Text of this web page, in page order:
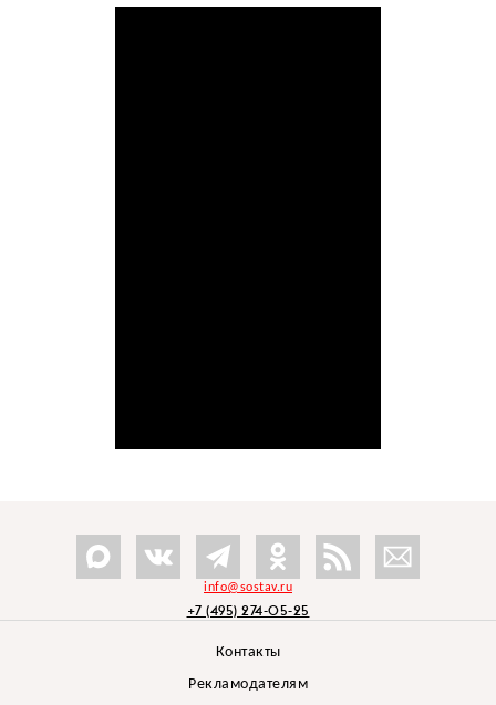
info@sostav.ru
+7 (495) 274-05-25
Контакты
Рекламодателям